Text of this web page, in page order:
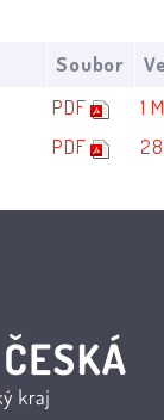
Soubor
PDF
1
PDF